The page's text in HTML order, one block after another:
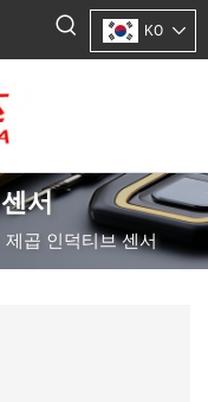
KO
서
제곱 인덕티브 센서